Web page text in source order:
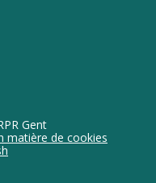
Gent
matière de cookies